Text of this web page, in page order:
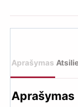
Aprašymas
Aprašymas